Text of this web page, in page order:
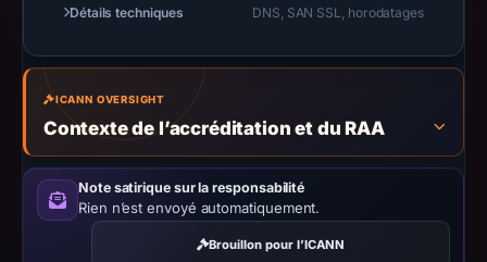
is
available,
no
capture
timestamp
was
recorded.
Détails techniques DNS, SAN SSL, horodatages
ICANN OVERSIGHT
Contexte de l’accréditation et du RAA
Note satirique sur la responsabilité
Rien n’est envoyé automatiquement.
Brouillon pour l’ICANN